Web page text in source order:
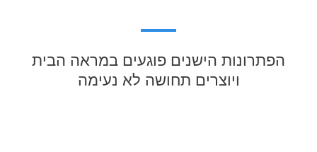
הפתרונות הישנים פוגעים במראה הבית
ויוצרים תחושה לא נעימה